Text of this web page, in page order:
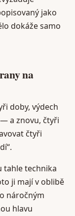
jako
dokáže samo
na
doby, výdech
a znovu, čtyři
čtyři
tahle technika
ji mají v oblibě
náročným
hlavu